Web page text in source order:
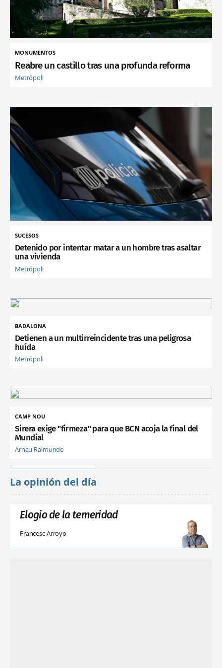
MONUMENTOS
Reabre un castillo tras una profunda reforma
Metrópoli
SUCESOS
Detenido por intentar matar a un hombre tras asaltar
una vivienda
Metrópoli
BADALONA
Detienen a un multirreincidente tras una peligrosa
huída
Metrópoli
CAMP NOU
Sirera exige "firmeza" para que BCN acoja la final del
Mundial
Arnau Raimundo
La opinión del día
Elogio de la temeridad
Francesc Arroyo